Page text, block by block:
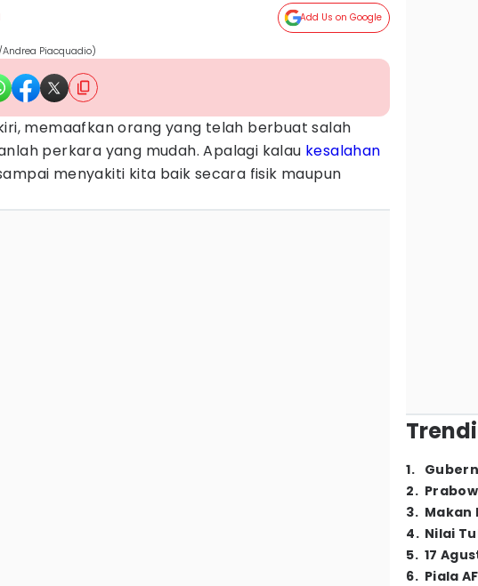
Add Us on Google
Piacquadio)
memaafkan orang yang telah berbuat salah
perkara yang mudah. Apalagi kalau kesalahan
menyakiti kita baik secara fisik maupun
1.
2.
3. Makan
4. Nilai
5. 17
6. Piala